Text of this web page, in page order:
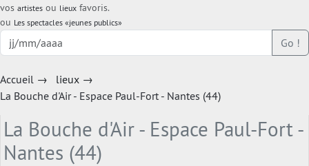
vos artistes ou lieux favoris.
ou Les spectacles «jeunes publics»
Go !
Accueil → lieux →
La Bouche d'Air - Espace Paul-Fort - Nantes (44)
La Bouche d'Air - Espace Paul-Fort -
Nantes (44)